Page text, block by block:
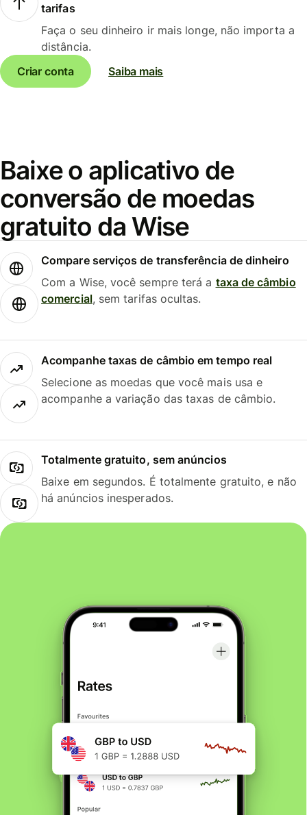
tarifas
Faça o seu dinheiro ir mais longe, não importa a
distância.
Criar conta
Saiba mais
Baixe o aplicativo de
conversão de moedas
gratuito da Wise
Compare serviços de transferência de dinheiro
Com a Wise, você sempre terá a taxa de câmbio
comercial, sem tarifas ocultas.
Acompanhe taxas de câmbio em tempo real
Selecione as moedas que você mais usa e
acompanhe a variação das taxas de câmbio.
Totalmente gratuito, sem anúncios
Baixe em segundos. É totalmente gratuito, e não
há anúncios inesperados.